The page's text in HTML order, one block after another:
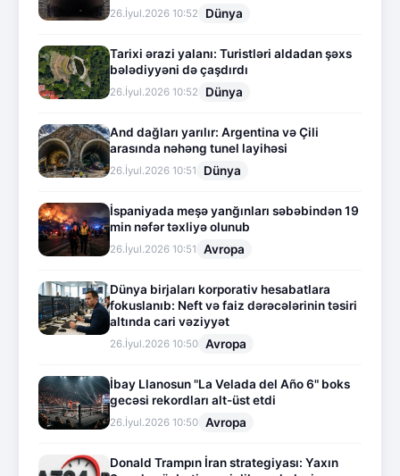
26.İyul.2026 10:52 Dünya
Tarixi ərazi yalanı: Turistləri aldadan şəxs
bələdiyyəni də çaşdırdı
26.İyul.2026 10:52 Dünya
And dağları yarılır: Argentina və Çili
arasında nəhəng tunel layihəsi
26.İyul.2026 10:51 Dünya
İspaniyada meşə yanğınları səbəbindən 19
min nəfər təxliyə olunub
26.İyul.2026 10:51 Avropa
Dünya birjaları korporativ hesabatlara
fokuslanıb: Neft və faiz dərəcələrinin təsiri
altında cari vəziyyət
26.İyul.2026 10:50 Avropa
İbay Llanosun "La Velada del Año 6" boks
gecəsi rekordları alt-üst etdi
26.İyul.2026 10:50 Avropa
Donald Trampın İran strategiyası: Yaxın